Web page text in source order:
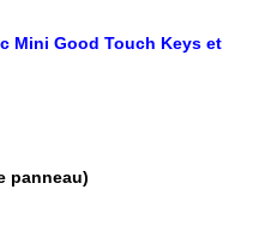
Mini Good Touch Keys et
panneau)